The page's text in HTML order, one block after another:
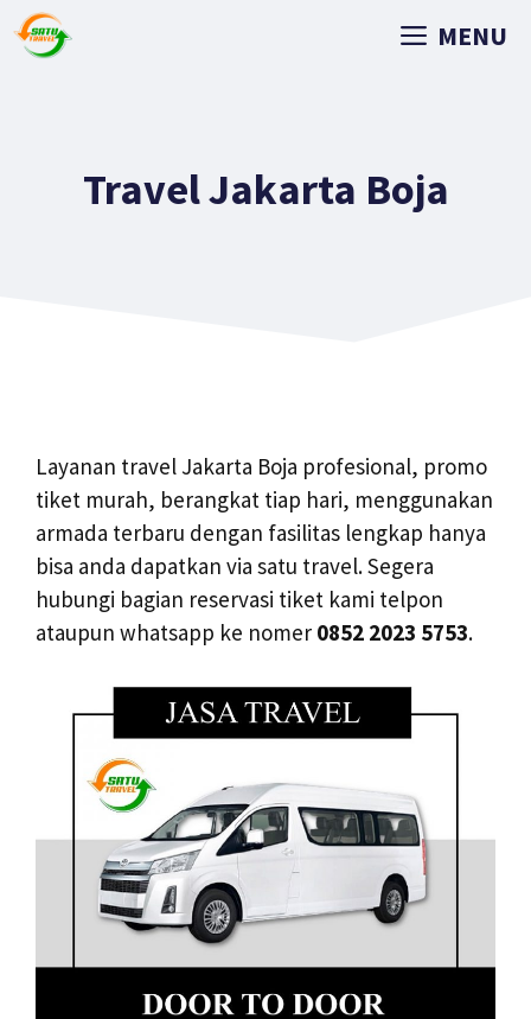
MENU
Travel Jakarta Boja
Layanan travel Jakarta Boja profesional, promo
tiket murah, berangkat tiap hari, menggunakan
armada terbaru dengan fasilitas lengkap hanya
bisa anda dapatkan via satu travel. Segera
hubungi bagian reservasi tiket kami telpon
ataupun whatsapp ke nomer 0852 2023 5753.